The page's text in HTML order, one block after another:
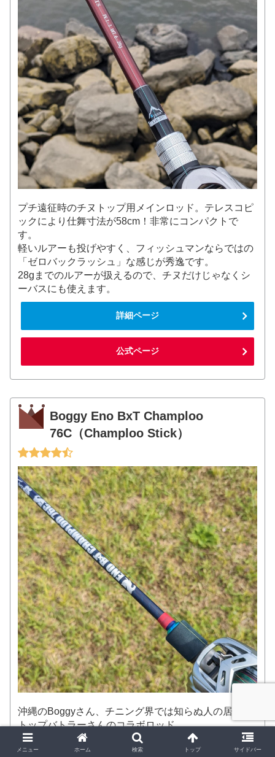
プチ遠征時のチヌトップ用メインロッド。テレスコピ
ックにより仕舞寸法が58cm！非常にコンパクトで
す。
軽いルアーも投げやすく、フィッシュマンならではの
「ゼロバックラッシュ」な感じが秀逸です。
28gまでのルアーが扱えるので、チヌだけじゃなくシ
ーバスにも使えます。
詳細ページ
公式ページ
Boggy Eno BxT Champloo
76C（Champloo Stick）
沖縄のBoggyさん、チニング界では知らぬ人の居ない
トップバトラーさんのコラボロッド。
私が使用しているのはベイトモデルですが、チヌトッ
プ寄りに設計されたロッドのため、張り・キャスト感
メニュー ホーム 検索 トップ サイドバー